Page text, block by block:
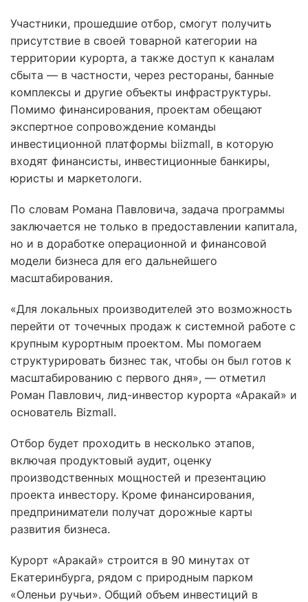
Участники, прошедшие отбор, смогут получить
присутствие в своей товарной категории на
территории курорта, а также доступ к каналам
сбыта — в частности, через рестораны, банные
комплексы и другие объекты инфраструктуры.
Помимо финансирования, проектам обещают
экспертное сопровождение команды
инвестиционной платформы biizmall, в которую
входят финансисты, инвестиционные банкиры,
юристы и маркетологи.
По словам Романа Павловича, задача программы
заключается не только в предоставлении капитала,
но и в доработке операционной и финансовой
модели бизнеса для его дальнейшего
масштабирования.
«Для локальных производителей это возможность
перейти от точечных продаж к системной работе с
крупным курортным проектом. Мы помогаем
структурировать бизнес так, чтобы он был готов к
масштабированию с первого дня», — отметил
Роман Павлович, лид-инвестор курорта «Аракай» и
основатель Bizmall.
Отбор будет проходить в несколько этапов,
включая продуктовый аудит, оценку
производственных мощностей и презентацию
проекта инвестору. Кроме финансирования,
предприниматели получат дорожные карты
развития бизнеса.
Курорт «Аракай» строится в 90 минутах от
Екатеринбурга, рядом с природным парком
«Оленьи ручьи». Общий объем инвестиций в